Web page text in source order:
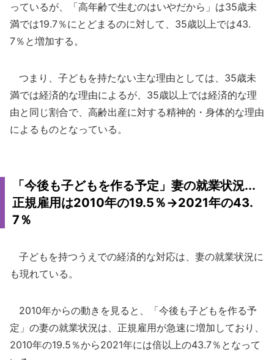
っているが、「高年齢で生むのはいやだから」は35歳未
満では19.7％にとどまるのに対して、35歳以上では43.
7％と増加する。
つまり、子どもを持たない主な理由としては、35歳未
満では経済的な理由によるが、35歳以上では経済的な理
由と同じ割合で、高齢出産に対する精神的・身体的な理由
によるものとなっている。
「今後も子どもを作る予定」妻の就業状況...
正規雇用は2010年の19.5％→2021年の43.
7％
子どもを持つうえでの経済的な対応は、妻の就業状況に
も現れている。
2010年からの動きを見ると、「今後も子どもを作る予
定」の妻の就業状況は、正規雇用が急速に増加しており、
2010年の19.5％から2021年には倍以上の43.7％となって